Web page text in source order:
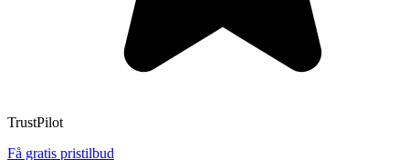
TrustPilot
Få gratis pristilbud